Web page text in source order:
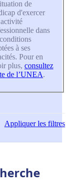
de
d'exercer
dans
à ses
Pour en
plus, consultez
de l’UNEA.
Appliquerles filtres